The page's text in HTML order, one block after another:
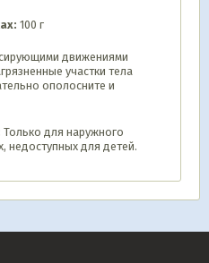
100 г
движениями
участки тела
ополосните и
Только для наружного
недоступных для детей.